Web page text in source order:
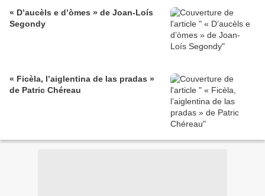
« D’aucèls e d’òmes » de Joan-Loís
Segondy
« Ficèla, l’aiglentina de las pradas »
de Patric Chéreau